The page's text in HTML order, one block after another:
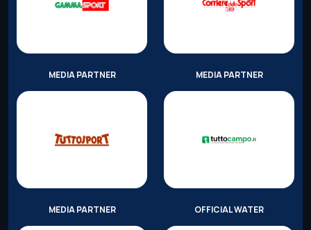
MEDIA PARTNER MEDIA PARTNER
MEDIA PARTNER OFFICIAL WATER